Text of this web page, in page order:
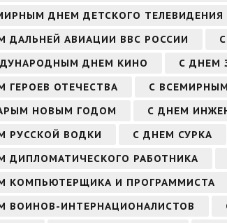
ДНЕМ ДЕТСКОГО
ДАЛЬНЕЙ АВИАЦИИ ВВС РОССИИ
ДНЕМ КИНО
С ДНЕМ
ГЕРОЕВ ОТЕЧЕСТВА
С
НОВЫМ ГОДОМ
С ДНЕМ
РУССКОЙ ВОДКИ
С ДНЕМ СУРКА
ДИПЛОМАТИЧЕСКОГО РАБОТНИКА
КОМПЬЮТЕРЩИКА И ПРОГРАММИСТА
ВОИНОВ-ИНТЕРНАЦИОНАЛИСТОВ